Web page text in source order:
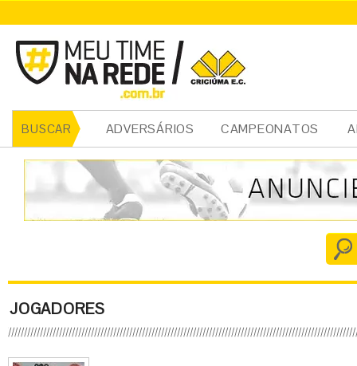
BUSCAR ADVERSÁRIOS CAMPEONATOS
JOGADORES